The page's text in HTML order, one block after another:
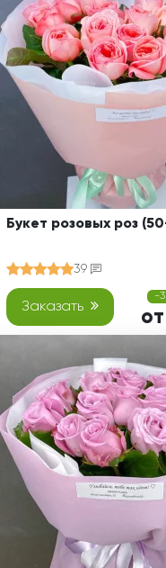
Букет розовых роз
39
Заказать
-